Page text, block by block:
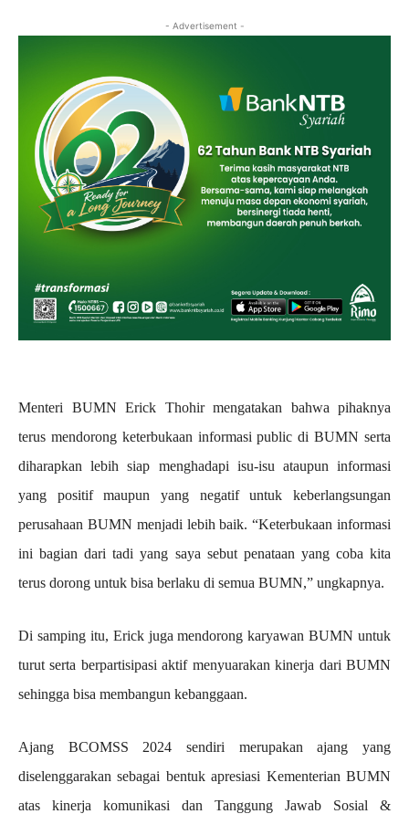
- Advertisement -
Menteri BUMN Erick Thohir mengatakan bahwa pihaknya
terus mendorong keterbukaan informasi public di BUMN serta
diharapkan lebih siap menghadapi isu-isu ataupun informasi
yang positif maupun yang negatif untuk keberlangsungan
perusahaan BUMN menjadi lebih baik. “Keterbukaan informasi
ini bagian dari tadi yang saya sebut penataan yang coba kita
terus dorong untuk bisa berlaku di semua BUMN,” ungkapnya.
Di samping itu, Erick juga mendorong karyawan BUMN untuk
turut serta berpartisipasi aktif menyuarakan kinerja dari BUMN
sehingga bisa membangun kebanggaan.
Ajang BCOMSS 2024 sendiri merupakan ajang yang
diselenggarakan sebagai bentuk apresiasi Kementerian BUMN
atas kinerja komunikasi dan Tanggung Jawab Sosial &